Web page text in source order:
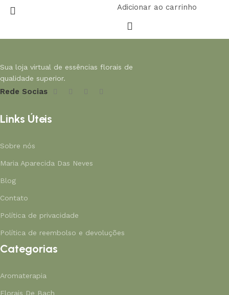
Adicionar ao carrinho
Sua loja virtual de essências florais de
qualidade superior.
Rede Socias
Links Úteis
Sobre nós
Maria Aparecida Das Neves
Blog
Contato
Política de privacidade
Política de reembolso e devoluções
Categorias
Aromaterapia
Florais De Bach